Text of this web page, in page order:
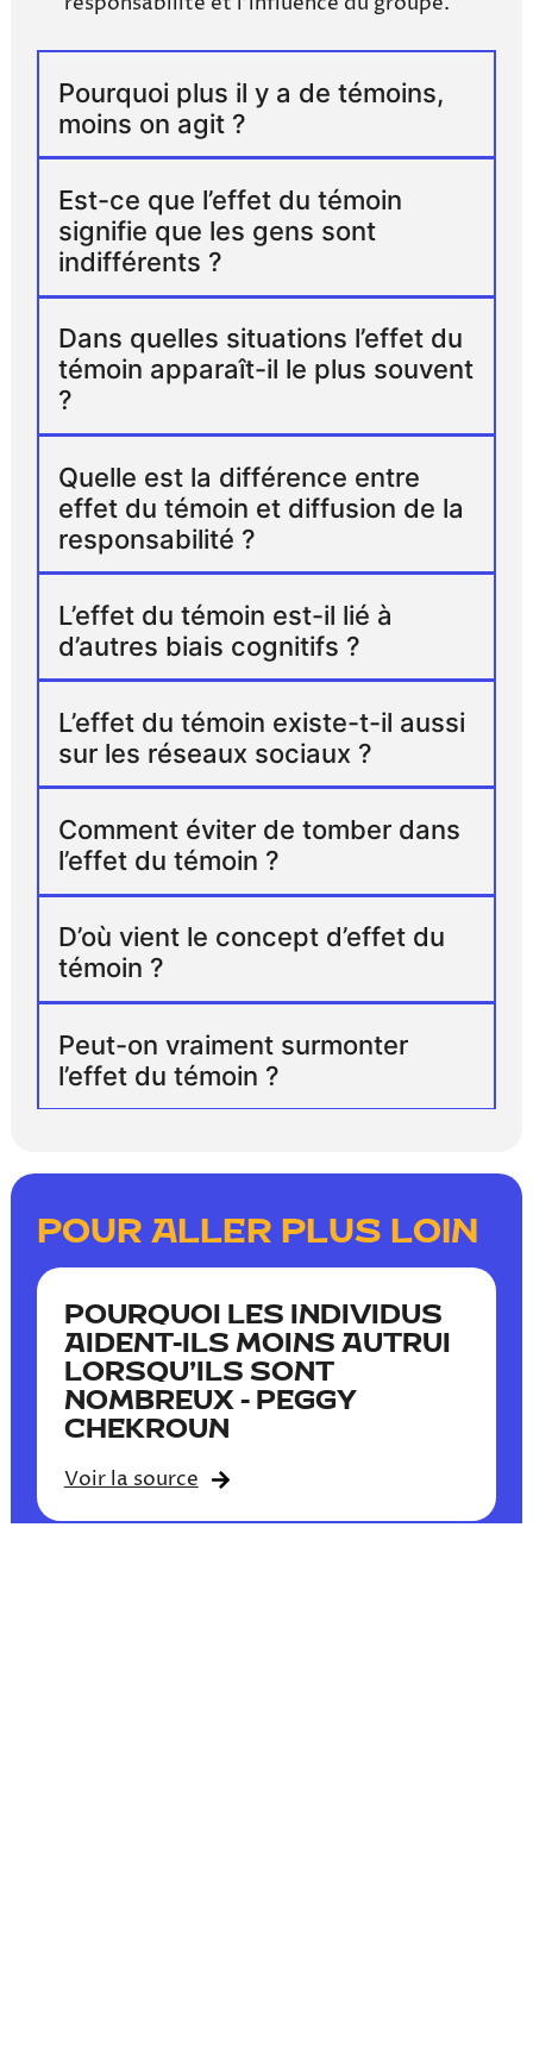
Pourquoi plus il y a de témoins,
moins on agit ?
Est-ce que l’effet du témoin
signifie que les gens sont
indifférents ?
Dans quelles situations l’effet du
témoin apparaît-il le plus souvent
?
Quelle est la différence entre
effet du témoin et diffusion de la
responsabilité ?
L’effet du témoin est-il lié à
d’autres biais cognitifs ?
L’effet du témoin existe-t-il aussi
sur les réseaux sociaux ?
Comment éviter de tomber dans
l’effet du témoin ?
D’où vient le concept d’effet du
témoin ?
Peut-on vraiment surmonter
l’effet du témoin ?
POUR ALLER PLUS LOIN
POURQUOI LES INDIVIDUS
AIDENT-ILS MOINS AUTRUI
LORSQU’ILS SONT
NOMBREUX - PEGGY
CHEKROUN
Voir la source